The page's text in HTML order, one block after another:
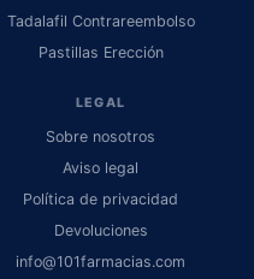
Tadalafil Contrareembolso
Pastillas Erección
LEGAL
Sobre nosotros
Aviso legal
Política de privacidad
Devoluciones
info@101farmacias.com